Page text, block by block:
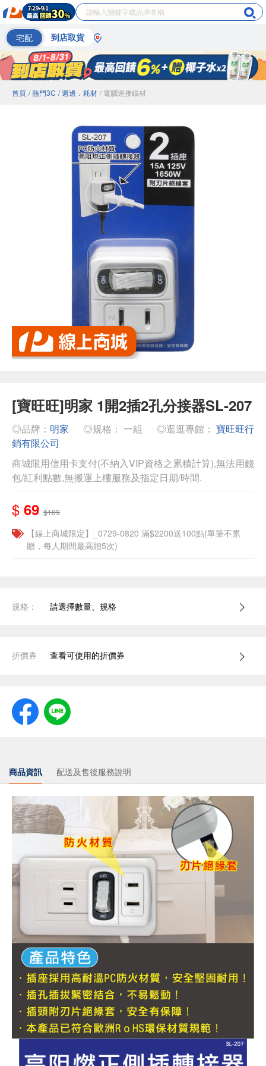
宅配 到店取貨
首頁 / 熱門3C / 週邊．耗材 / 電腦連接線材
[寶旺旺]明家 1開2插2孔分接器SL-207
◎品牌： 明家 ◎規格： 一組 ◎逛逛專館： 寶旺旺行
銷有限公司
商城限用信用卡支付(不納入VIP資格之累積計算),無法用錢
包/紅利點數,無搬運上樓服務及指定日期/時間.
$ 69 $189
【線上商城限定】_0729-0820 滿$2200送100點(單筆不累
贈，每人期間最高贈5次)
規格： 請選擇數量、規格
折價券 查看可使用的折價券
商品資訊 配送及售後服務說明